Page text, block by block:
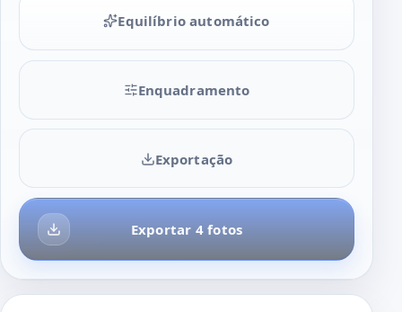
Equilíbrio automático
Enquadramento
Exportar 4 fotos
Exportação